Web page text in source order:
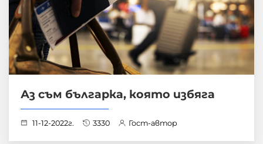
Аз съм българка, която избяга
11-12-2022г. 3330 Гост-автор